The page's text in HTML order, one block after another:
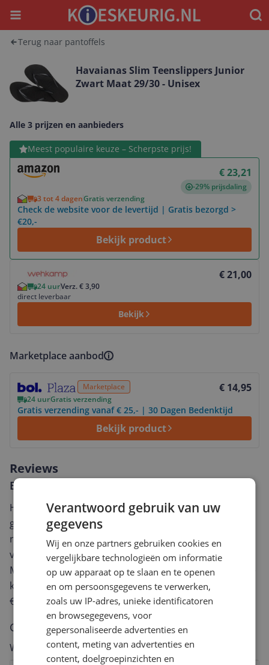
Menu
Terug naar pantoffels
Havaianas Slim Teenslippers Junior
Zwart Maat 29/30 - Unisex
Alle 3 prijzen en aanbieders
Meest populaire keuze – Scherpste prijs!
€ 23,21
-29% prijsdaling
3 tot 4 dagenGratis verzending
Check de website voor de levertijd | Gratis bezorgd >
€20,-
Bekijk product
Bekijk product
€ 21,00
24 uurVerz. € 3,90
direct leverbaar
Bekijk
Marketplace aanbod
Marketplace € 14,95
24 uurGratis verzending
Gratis verzending vanaf € 25,- | 30 Dagen Bedenktijd
Bekijk product
Reviews
Er zijn nog geen reviews geschreven
Heb jij dit product in bezit en wil je graag je mening
geven? Start dan hieronder met het schrijven van je
review. Afhankelijk van de details duurt het schrijven
van een review gemiddeld tussen de 3 en 10 minuten.
Met jouw mening help je andere bezoekers een betere
keuze te maken én maak je iedere maand kans op
€250,-!
Klik hier voor de actievoorwaarden.
Cijfer
Welk cijfer geef jij dit product?
Verantwoord gebruik van uw
gegevens
Wij en onze partners gebruiken cookies en
vergelijkbare technologieën om informatie
op uw apparaat op te slaan en te openen
en om persoonsgegevens te verwerken,
zoals uw IP-adres, unieke identificatoren
en browsegegevens, voor
gepersonaliseerde advertenties en
content, meting van advertenties en
content, doelgroepinzichten en